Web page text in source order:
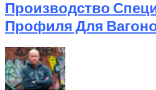
Производство
Профиля Для